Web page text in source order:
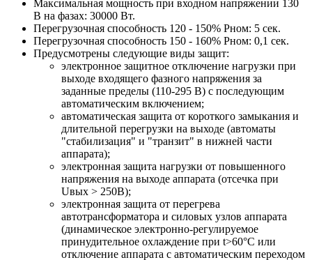
Максимальная мощность при входном напряжении 130
В на фазах: 30000 Вт.
Перегрузочная способность 120 - 150% Pном: 5 сек.
Перегрузочная способность 150 - 160% Pном: 0,1 сек.
Предусмотрены следующие виды защит:
электронное защитное отключение нагрузки при
выходе входящего фазного напряжения за
заданные пределы (110-295 В) с последующим
автоматическим включением;
автоматическая защита от короткого замыкания и
длительной перегрузки на выходе (автоматы
"стабилизация" и "транзит" в нижней части
аппарата);
электронная защита нагрузки от повышенного
напряжения на выходе аппарата (отсечка при
Uвых > 250В);
электронная защита от перегрева
автотрансформатора и силовых узлов аппарата
(динамическое электронно-регулируемое
принудительное охлаждение при t>60°С или
отключение аппарата с автоматическим переходом